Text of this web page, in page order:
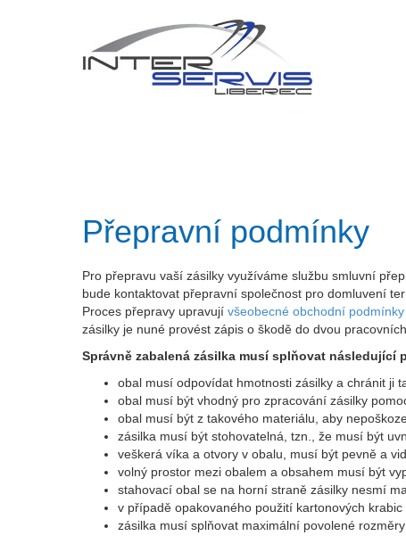
Přepravní podmínky
Pro přepravu vaší zásilky využíváme službu smluvní
bude kontaktovat přepravní společnost pro domluvení
Proces přepravy upravují všeobecné obchodní podmínky
zásilky je nuné provést zápis o škodě do dvou
Správně zabalená zásilka musí splňovat následující
obal musí odpovídat hmotnosti zásilky a chránit ji
obal musí být vhodný pro zpracování zásilky
obal musí být z takového materiálu, aby
zásilka musí být stohovatelná, tzn., že musí být
veškerá víka a otvory v obalu, musí být pevně a
volný prostor mezi obalem a obsahem musí být
stahovací obal se na horní straně zásilky nesmí
v případě opakovaného použití kartonových
zásilka musí splňovat maximální povolené